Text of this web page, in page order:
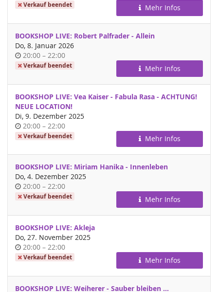
Verkauf beendet Mehr Infos
BOOKSHOP LIVE: Robert Palfrader - Allein
Do, 8. Januar 2026
Uhrzeit
20:00 –bis
22:00
Verkauf beendet Mehr Infos
BOOKSHOP LIVE: Vea Kaiser - Fabula Rasa - ACHTUNG!
NEUE LOCATION!
Di, 9. Dezember 2025
Uhrzeit
20:00 –bis
22:00
Verkauf beendet Mehr Infos
BOOKSHOP LIVE: Miriam Hanika - Innenleben
Do, 4. Dezember 2025
Uhrzeit
20:00 –bis
22:00
Verkauf beendet Mehr Infos
BOOKSHOP LIVE: Akleja
Do, 27. November 2025
Uhrzeit
20:00 –bis
22:00
Verkauf beendet Mehr Infos
BOOKSHOP LIVE: Weiherer - Sauber bleiben ...